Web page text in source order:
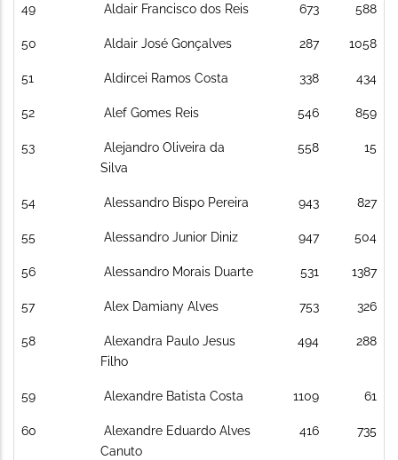
49 Aldair Francisco dos Reis 673 588
50 Aldair José Gonçalves 287 1058
51 Aldircei Ramos Costa 338 434
52 Alef Gomes Reis 546 859
53
Alejandro Oliveira da
Silva
558 15
54 Alessandro Bispo Pereira 943 827
55 Alessandro Junior Diniz 947 504
56 Alessandro Morais Duarte 531 1387
57 Alex Damiany Alves 753 326
58
Alexandra Paulo Jesus
Filho
494 288
59 Alexandre Batista Costa 1109 61
60
Alexandre Eduardo Alves
Canuto
416 735